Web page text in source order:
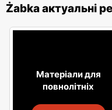
Żabka актуальні
Матеріали для
повнолітніх